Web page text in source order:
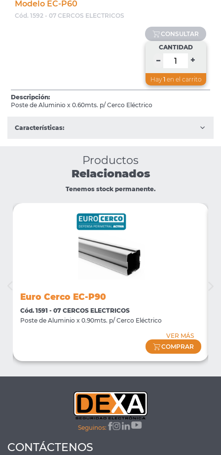
Modelo EC-P60
Cód. 1592 - 07 CERCOS ELECTRICOS
CONSULTAR
CANTIDAD
– +
Hay 1en el carrito
Descripción:
Poste de Aluminio x 0.60mts. p/ Cerco Eléctrico
Características:
Productos
Relacionados
Tenemos stock permanente.
Euro Cerco EC-P90
Cód. 1591 - 07 CERCOS ELECTRICOS
Poste de Aluminio x 0.90mts. p/ Cerco Eléctrico
VER MÁS
COMPRAR
Seguinos:
CONTÁCTENOS